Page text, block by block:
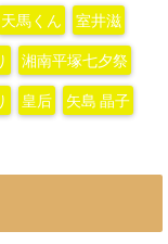
天馬くん 室井滋
湘南平塚七夕祭
皇后 矢島 晶子